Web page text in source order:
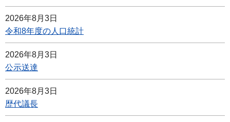
2026年8月3日
令和8年度の人口統計
2026年8月3日
公示送達
2026年8月3日
歴代議長